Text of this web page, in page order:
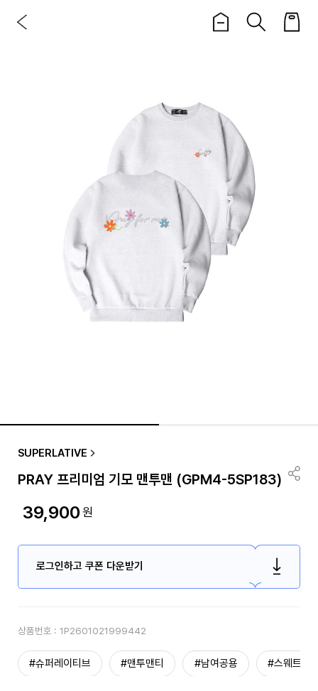
SUPERLATIVE
PRAY 프리미엄 기모 맨투맨 (GPM4-5SP183)
39,900원
로그인하고 쿠폰 다운받기
상품번호 : 1P2601021999442
#슈퍼레이티브 #맨투맨티 #남여공용 #스웨트셔